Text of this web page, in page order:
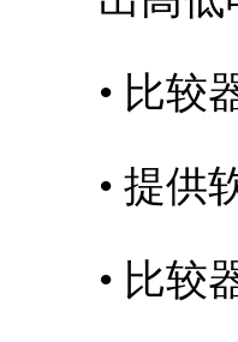
• 比较
• 提供
• 比较